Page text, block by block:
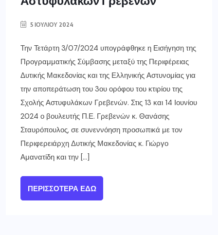
5 ΙΟΥΛΊΟΥ 2024
Την Τετάρτη 3/07/2024 υπογράφθηκε η Εισήγηση της
Προγραμματικής Σύμβασης μεταξύ της Περιφέρειας
Δυτικής Μακεδονίας και της Ελληνικής Αστυνομίας για
την αποπεράτωση του 3ου ορόφου του κτιρίου της
Σχολής Αστυφυλάκων Γρεβενών. Στις 13 και 14 Ιουνίου
2024 ο βουλευτής Π.Ε. Γρεβενών κ. Θανάσης
Σταυρόπουλος, σε συνεννόηση προσωπικά με τον
Περιφερειάρχη Δυτικής Μακεδονίας κ. Γιώργο
Αμανατίδη και την […]
ΠΕΡΙΣΣΌΤΕΡΑ ΕΔΏ